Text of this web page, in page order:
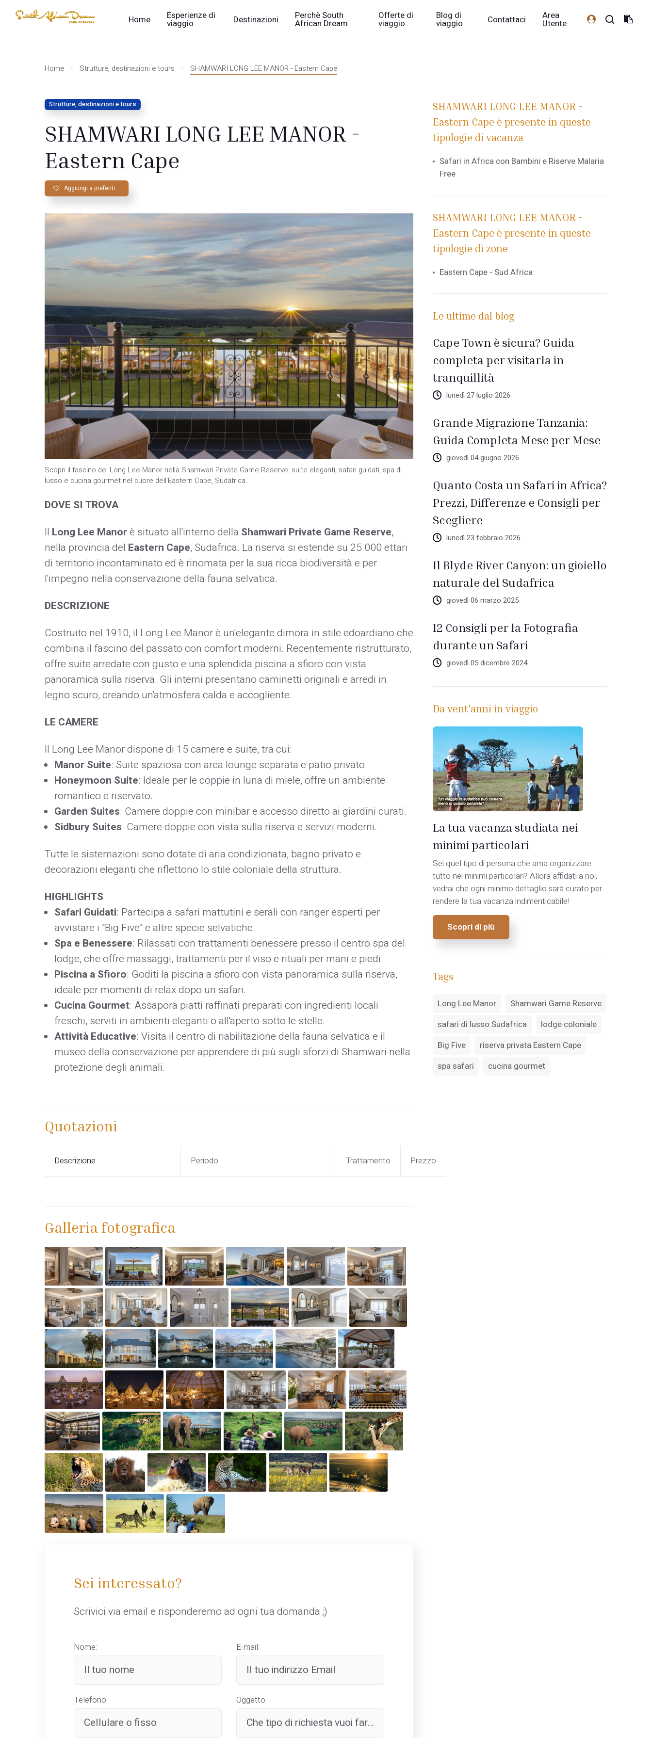
Home Esperienze di
viaggio Destinazioni Perchè South
African Dream
Offerte di
viaggio
Blog di
viaggio Contattaci Area
Utente
Home Strutture, destinazioni e tours SHAMWARI LONG LEE MANOR - Eastern Cape
Strutture, destinazioni e tours
SHAMWARI LONG LEE MANOR -
Eastern Cape
Aggiungi a preferiti
Scopri il fascino del Long Lee Manor nella Shamwari Private Game Reserve: suite eleganti, safari guidati, spa di
lusso e cucina gourmet nel cuore dell'Eastern Cape, Sudafrica.
DOVE SI TROVA
Il Long Lee Manorè situato all'interno della Shamwari Private Game Reserve,
nella provincia del Eastern Cape, Sudafrica. La riserva si estende su 25.000 ettari
di territorio incontaminato ed è rinomata per la sua ricca biodiversità e per
l'impegno nella conservazione della fauna selvatica. ​
DESCRIZIONE
Costruito nel 1910, il Long Lee Manor è un'elegante dimora in stile edoardiano che
combina il fascino del passato con comfort moderni. Recentemente ristrutturato,
offre suite arredate con gusto e una splendida piscina a sfioro con vista
panoramica sulla riserva. Gli interni presentano caminetti originali e arredi in
legno scuro, creando un'atmosfera calda e accogliente. ​
LE CAMERE
Il Long Lee Manor dispone di 15 camere e suite, tra cui:​
Manor Suite: Suite spaziosa con area lounge separata e patio privato.​
Honeymoon Suite: Ideale per le coppie in luna di miele, offre un ambiente
romantico e riservato.​
Garden Suites: Camere doppie con minibar e accesso diretto ai giardini curati.​
Sidbury Suites: Camere doppie con vista sulla riserva e servizi moderni.​
Tutte le sistemazioni sono dotate di aria condizionata, bagno privato e
decorazioni eleganti che riflettono lo stile coloniale della struttura. ​
HIGHLIGHTS
Safari Guidati: Partecipa a safari mattutini e serali con ranger esperti per
avvistare i "Big Five" e altre specie selvatiche.
Spa e Benessere: Rilassati con trattamenti benessere presso il centro spa del
lodge, che offre massaggi, trattamenti per il viso e rituali per mani e piedi. ​
Piscina a Sfioro: Goditi la piscina a sfioro con vista panoramica sulla riserva,
ideale per momenti di relax dopo un safari. ​
Cucina Gourmet: Assapora piatti raffinati preparati con ingredienti locali
freschi, serviti in ambienti eleganti o all'aperto sotto le stelle. ​
Attività Educative: Visita il centro di riabilitazione della fauna selvatica e il
museo della conservazione per apprendere di più sugli sforzi di Shamwari nella
protezione degli animali.
Quotazioni
Descrizione Periodo Trattamento Prezzo
Galleria fotografica
Sei interessato?
Scrivici via email e risponderemo ad ogni tua domanda ;)
Nome: E-mail:
Telefono: Oggetto:
SHAMWARI LONG LEE MANOR -
Eastern Cape è presente in queste
tipologie di vacanza
Safari in Africa con Bambini e Riserve Malaria
Free
SHAMWARI LONG LEE MANOR -
Eastern Cape è presente in queste
tipologie di zone
Eastern Cape - Sud Africa
Le ultime dal blog
Cape Town è sicura? Guida
completa per visitarla in
tranquillità
lunedì 27 luglio 2026
Grande Migrazione Tanzania:
Guida Completa Mese per Mese
giovedì 04 giugno 2026
Quanto Costa un Safari in Africa?
Prezzi, Differenze e Consigli per
Scegliere
lunedì 23 febbraio 2026
Il Blyde River Canyon: un gioiello
naturale del Sudafrica
giovedì 06 marzo 2025
12 Consigli per la Fotografia
durante un Safari
giovedì 05 dicembre 2024
Da vent'anni in viaggio
La tua vacanza studiata nei
minimi particolari
Sei quel tipo di persona che ama organizzare
tutto nei minimi particolari? Allora affidati a noi,
vedrai che ogni minimo dettaglio sarà curato per
rendere la tua vacanza indimenticabile!
Scopri di più
Tags
Long Lee Manor
Shamwari Game Reserve
safari di lusso Sudafrica
lodge coloniale
Big Five
riserva privata Eastern Cape
spa safari
cucina gourmet